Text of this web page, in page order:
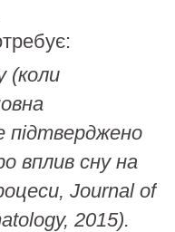
(коли
підтверджено
вплив сну на
Journal of
2015).